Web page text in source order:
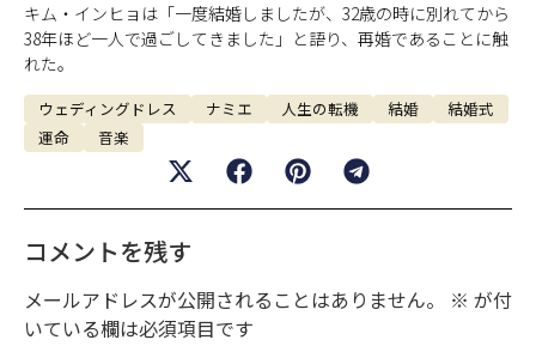
キム・インヒョは「一度結婚しましたが、32歳の時に別れてから
38年ほど一人で過ごしてきました」と語り、再婚であることに触
れた。
ウェディングドレス ナミエ 人生の転機 結婚
結婚式
運命
音楽
コメントを残す
メールアドレスが公開されることはありません。 ※ が付
いている欄は必須項目です